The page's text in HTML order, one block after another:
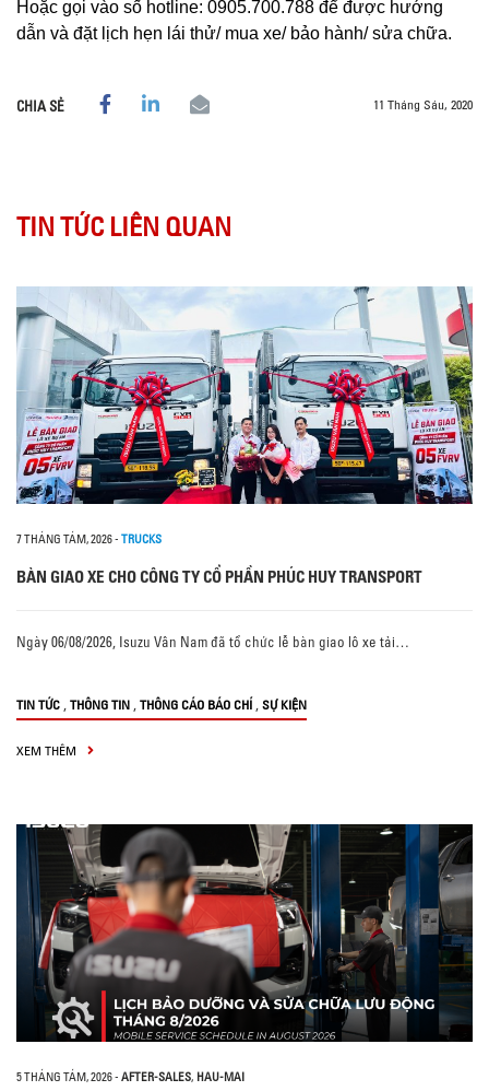
Hoặc gọi vào số hotline: 0905.700.788 để được hướng
dẫn và đặt lịch hẹn lái thử/ mua xe/ bảo hành/ sửa chữa.
CHIA SẺ 11 Tháng Sáu, 2020
TIN TỨC LIÊN QUAN
7 THÁNG TÁM, 2026- TRUCKS
BÀN GIAO XE CHO CÔNG TY CỔ PHẦN PHÚC HUY TRANSPORT
Ngày 06/08/2026, Isuzu Vân Nam đã tổ chức lễ bàn giao lô xe tải…
TIN TỨC , THÔNG TIN , THÔNG CÁO BÁO CHÍ , SỰ KIỆN
XEM THÊM
5 THÁNG TÁM, 2026- AFTER-SALES, HAU-MAI